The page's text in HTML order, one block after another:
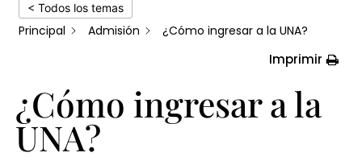
< Todos los temas
Principal Admisión ¿Cómo ingresar a la UNA?
Imprimir
¿Cómo ingresar a la
UNA?